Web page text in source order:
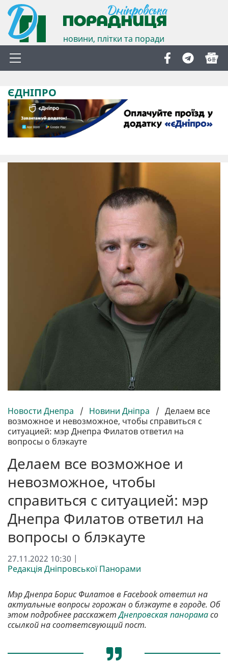
новини, плітки та поради
ЄДНІПРО
Новости Днепра / Новини Дніпра / Делаем все
возможное и невозможное, чтобы справиться с
ситуацией: мэр Днепра Филатов ответил на
вопросы о блэкауте
Делаем все возможное и
невозможное, чтобы
справиться с ситуацией: мэр
Днепра Филатов ответил на
вопросы о блэкауте
27.11.2022 10:30 |
Редакція Дніпровської Панорами
Мэр Днепра Борис Филатов в Facebook ответил на
актуальные вопросы горожан о блэкауте в городе. Об
этом подробнее расскажетДнепровская панорамасо
ссылкой на соответсвующий пост.